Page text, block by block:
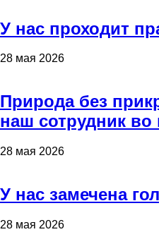
У нас проходит
28 мая 2026
Природа без
наш сотрудник во
28 мая 2026
У нас замечена
28 мая 2026